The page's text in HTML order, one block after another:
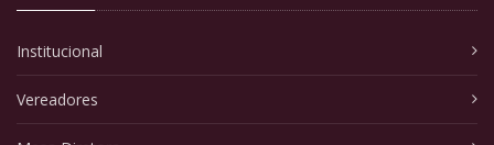
Institucional
Vereadores